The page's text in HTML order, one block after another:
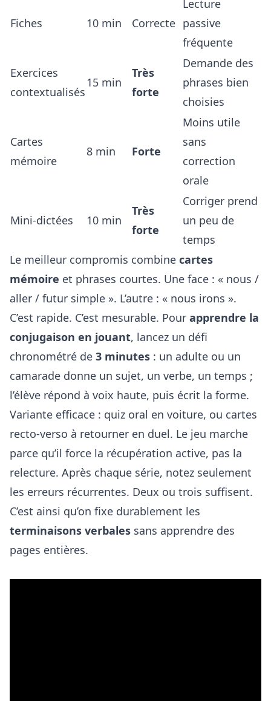
Fiches 10 min Correcte
Lecture
passive
fréquente
Exercices
contextualisés
15 min
Très
forte
Demande des
phrases bien
choisies
Cartes
mémoire
8 min Forte
Moins utile
sans
correction
orale
Mini-dictées 10 min
Très
forte
Corriger prend
un peu de
temps
Le meilleur compromis combine cartes
mémoire et phrases courtes. Une face : « nous /
aller / futur simple ». L’autre : « nous irons ».
C’est rapide. C’est mesurable. Pour apprendre la
conjugaison en jouant, lancez un défi
chronométré de 3 minutes : un adulte ou un
camarade donne un sujet, un verbe, un temps ;
l’élève répond à voix haute, puis écrit la forme.
Variante efficace : quiz oral en voiture, ou cartes
recto-verso à retourner en duel. Le jeu marche
parce qu’il force la récupération active, pas la
relecture. Après chaque série, notez seulement
les erreurs récurrentes. Deux ou trois suffisent.
C’est ainsi qu’on fixe durablement les
terminaisons verbales sans apprendre des
pages entières.